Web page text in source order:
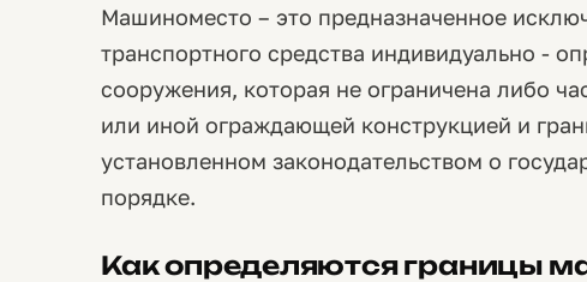
Машиноместо – это предназначенное
транспортного средства индивидуально -
сооружения, которая не ограничена либо
или иной ограждающей конструкцией и
установленном законодательством о
порядке.
Как определяются границы